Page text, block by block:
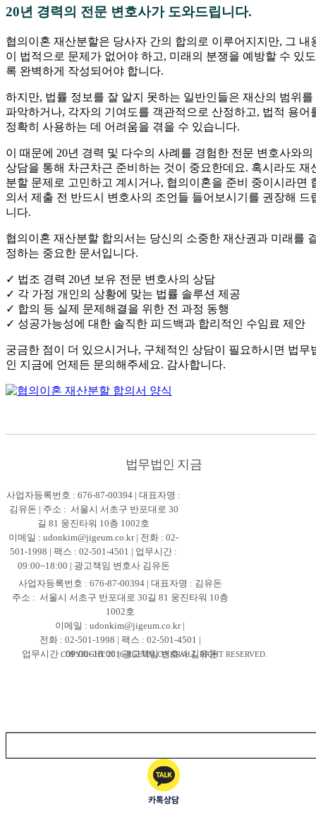
20년 경력의 전문 변호사가 도와드립니다.
협의이혼 재산분할은 당사자 간의 합의로 이루어지지만, 그 내
이 법적으로 문제가 없어야 하고, 미래의 분쟁을 예방할 수 있도
록 완벽하게 작성되어야 합니다.
하지만, 법률 정보를 잘 알지 못하는 일반인들은 재산의 범위를
파악하거나, 각자의 기여도를 객관적으로 산정하고, 법적 용어
정확히 사용하는 데 어려움을 겪을 수 있습니다.
이 때문에 20년 경력 및 다수의 사례를 경험한 전문 변호사와의
상담을 통해 차근차근 준비하는 것이 중요한데요. 혹시라도 재
분할 문제로 고민하고 계시거나, 협의이혼을 준비 중이시라면
의서 제출 전 반드시 변호사의 조언들 들어보시기를 권장해 드
니다.
협의이혼 재산분할 합의서는 당신의 소중한 재산권과 미래를
정하는 중요한 문서입니다.
✓ 법조 경력 20년 보유 전문 변호사의 상담
✓ 각 가정 개인의 상황에 맞는 법률 솔루션 제공
✓ 합의 등 실제 문제해결을 위한 전 과정 동행
✓ 성공가능성에 대한 솔직한 피드백과 합리적인 수임료 제안
궁금한 점이 더 있으시거나, 구체적인 상담이 필요하시면 법무
인 지금에 언제든 문의해주세요. 감사합니다.
법무법인 지금
사업자등록번호 : 676-87-00394 | 대표자명 :
김유돈 | 주소 : 서울시 서초구 반포대로 30
길 81 웅진타워 10층 1002호
이메일 : udonkim@jigeum.co.kr | 전화 : 02-
501-1998 | 팩스 : 02-501-4501 | 업무시간 :
09:00~18:00 | 광고책임 변호사 김유돈
사업자등록번호 : 676-87-00394 | 대표자명 : 김유돈
주소 : 서울시 서초구 반포대로 30길 81 웅진타워 10층
1002호
이메일 : udonkim@jigeum.co.kr |
전화 : 02-501-1998 | 팩스 : 02-501-4501 |
업무시간 : 09:00~18:00 | 광고책임 변호사 김유돈
COPYRIGHT 2016 JIGEUM.CO.KR ALL RIGHT RESERVED.